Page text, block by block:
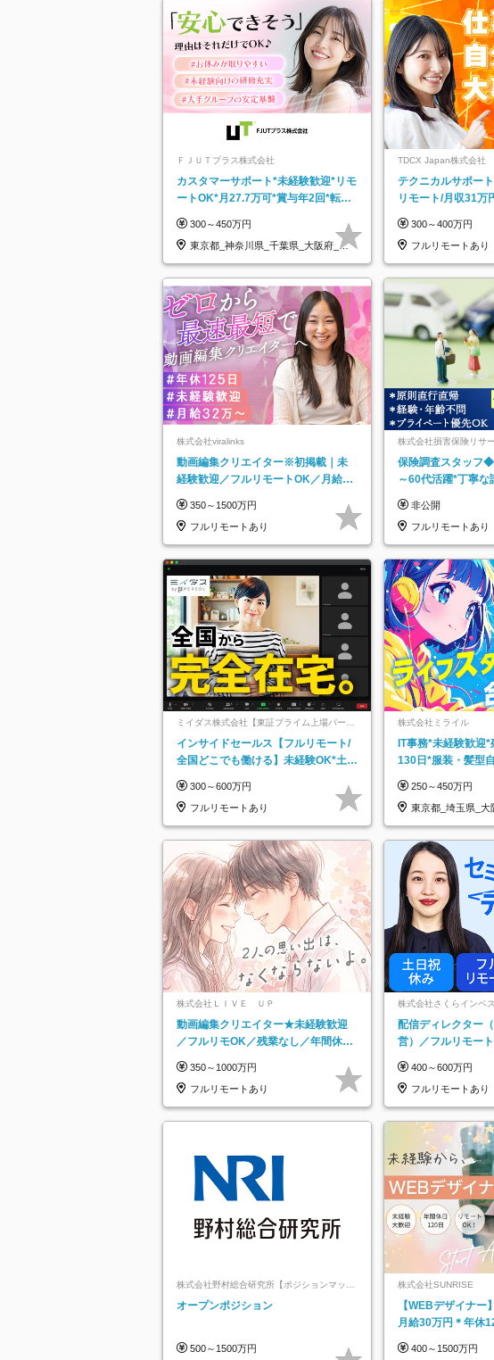
ＦＪＵＴプラス株式会社
カスタマーサポート*未経験歓迎*リモ
ートOK*月27.7万可*賞与年2回*転勤
300～450万円
東京都_神奈川県_千葉県_大阪府_愛
知県…
TDCX Japan株式会社
テクニカルサポー
リモート/月収31万
300～400万円
フルリモートあり
株式会社viralinks
動画編集クリエイター※初掲載｜未
経験歓迎／フルリモートOK／月給32
350～1500万円
フルリモートあり
株式会社損害保険リサ
保険調査スタッフ
～60代活躍*丁寧な
託
非公開
フルリモートあり
ミイダス株式会社【東証プライム上場パーソ
インサイドセールス【フルリモート/
全国どこでも働ける】未経験OK*土日
300～600万円
フルリモートあり
株式会社ミライル
IT事務*未経験歓迎
130日*服装・髪型
250～450万円
東京都_埼玉県_大
県
株式会社ＬＩＶＥ ＵＰ
動画編集クリエイター★未経験歓迎
／フルリモOK／残業なし／年間休日
実で安心
350～1000万円
フルリモートあり
株式会社さくらインベ
配信ディレクター
営）／フルリモー
400～600万円
フルリモートあり
株式会社野村総合研究所【ポジションマッチ
オープンポジション
500～1500万円
株式会社SUNRISE
【WEBデザイナー
月給30万円＊年休
400～1500万円